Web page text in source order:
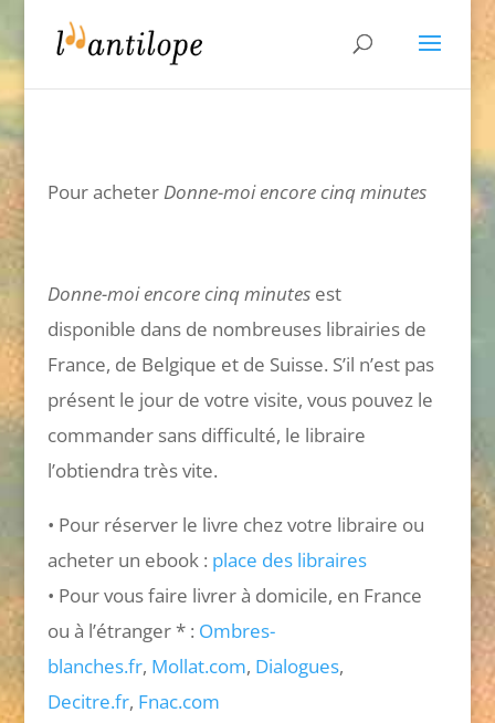
Pour acheterDonne-moi encore cinq minutes
Donne-moi encore cinq minutesest
disponible dans de nombreuses librairies de
France, de Belgique et de Suisse. S’il n’est pas
présent le jour de votre visite, vous pouvez le
commander sans difficulté, le libraire
l’obtiendra très vite.
• Pour réserver le livre chez votre libraire ou
acheter un ebook : place des libraires
• Pour vous faire livrer à domicile, en France
ou à l’étranger * : Ombres-
blanches.fr, Mollat.com, Dialogues,
Decitre.fr, Fnac.com